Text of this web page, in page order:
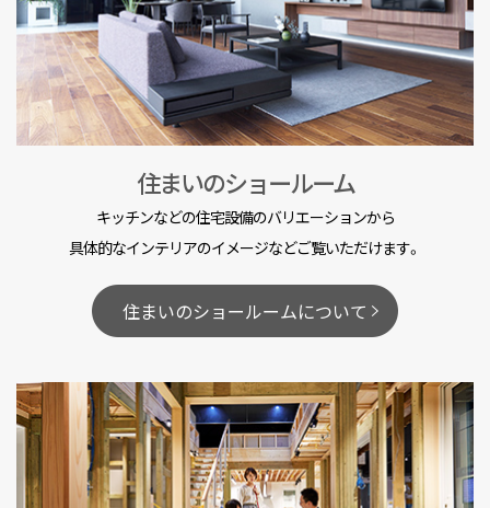
住まいのショールーム
キッチンなどの住宅設備のバリエーションから
具体的なインテリアのイメージなどご覧いただけます。
住まいのショールームについて